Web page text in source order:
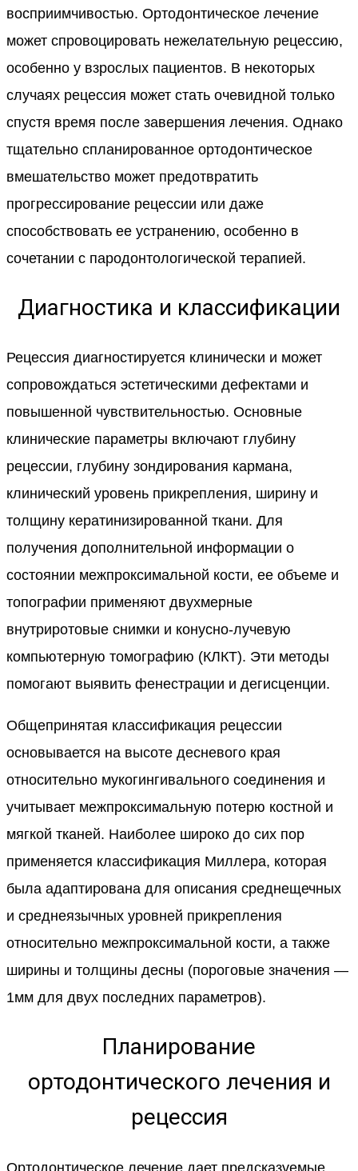
восприимчивостью. Ортодонтическое лечение
может спровоцировать нежелательную рецессию,
особенно у взрослых пациентов. В некоторых
случаях рецессия может стать очевидной только
спустя время после завершения лечения. Однако
тщательно спланированное ортодонтическое
вмешательство может предотвратить
прогрессирование рецессии или даже
способствовать ее устранению, особенно в
сочетании с пародонтологической терапией.
Диагностика и классификации
Рецессия диагностируется клинически и может
сопровождаться эстетическими дефектами и
повышенной чувствительностью. Основные
клинические параметры включают глубину
рецессии, глубину зондирования кармана,
клинический уровень прикрепления, ширину и
толщину кератинизированной ткани. Для
получения дополнительной информации о
состоянии межпроксимальной кости, ее объеме и
топографии применяют двухмерные
внутриротовые снимки и конусно-лучевую
компьютерную томографию (КЛКТ). Эти методы
помогают выявить фенестрации и дегисценции.
Общепринятая классификация рецессии
основывается на высоте десневого края
относительно мукогингивального соединения и
учитывает межпроксимальную потерю костной и
мягкой тканей. Наиболее широко до сих пор
применяется классификация Миллера, которая
была адаптирована для описания среднещечных
и среднеязычных уровней прикрепления
относительно межпроксимальной кости, а также
ширины и толщины десны (пороговые значения —
1мм для двух последних параметров).
Планирование
ортодонтического лечения и
рецессия
Ортодонтическое лечение дает предсказуемые